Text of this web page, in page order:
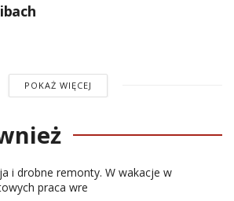
POKAŻ WIĘCEJ
i drobne remonty. W wakacje w
praca wre